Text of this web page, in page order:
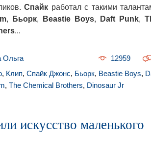
Спайк работал с такими
, Бьорк, Beastie Boys, Daft Punk,
...
Ольга
12959
, Клип, Спайк Джонс, Бьорк, Beastie Boys,
, The Chemical Brothers, Dinosaur Jr
искусство маленького